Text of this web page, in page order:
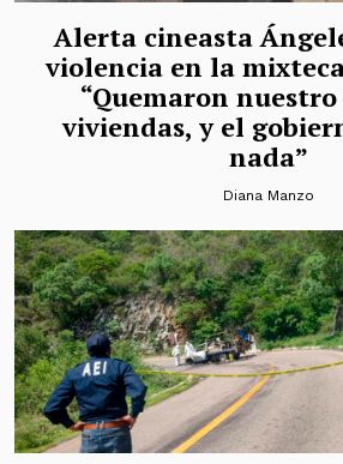
Alerta cineasta
violencia en la
“Quemaron nuestro
viviendas, y el
nada”
Diana Manzo